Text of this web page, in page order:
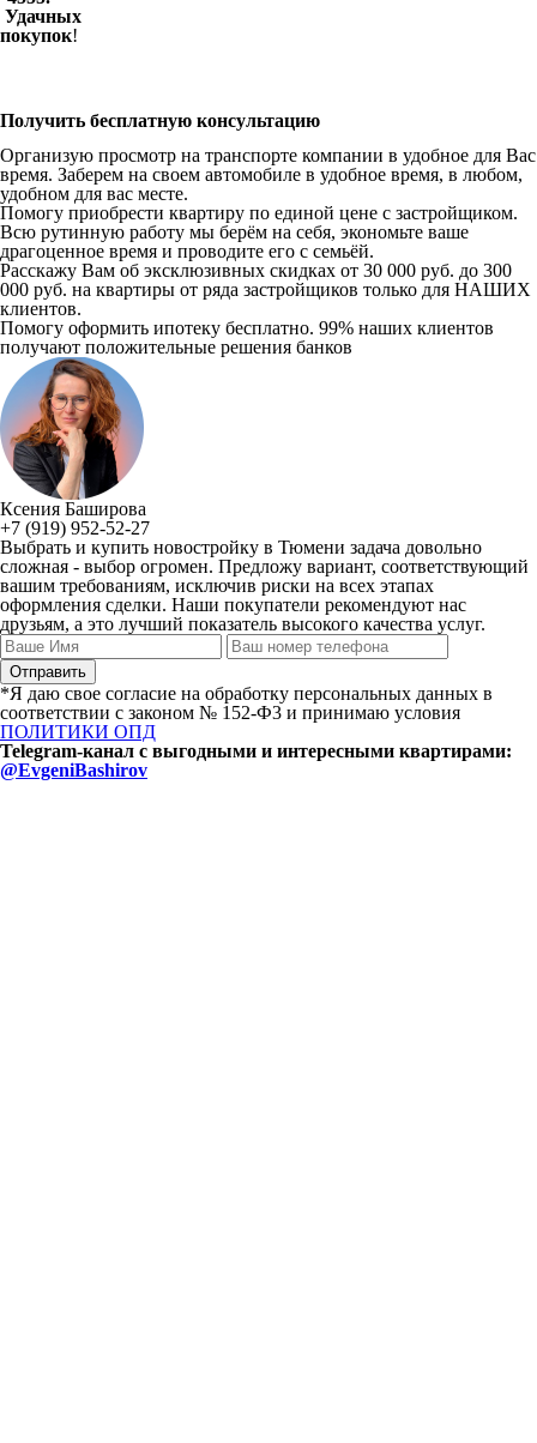
Удачных
покупок!
Получить бесплатную консультацию
Организую просмотр на транспорте компании в удобное для Вас
время. Заберем на своем автомобиле в удобное время, в любом,
удобном для вас месте.
Помогу приобрести квартиру по единой цене с застройщиком.
Всю рутинную работу мы берём на себя, экономьте ваше
драгоценное время и проводите его с семьёй.
Расскажу Вам об эксклюзивных скидках от 30 000 руб. до 300
000 руб. на квартиры от ряда застройщиков только для НАШИХ
клиентов.
Помогу оформить ипотеку бесплатно. 99% наших клиентов
получают положительные решения банков
Ксения Баширова
+7 (919) 952-52-27
Выбрать и купить новостройку в Тюмени задача довольно
сложная - выбор огромен. Предложу вариант, соответствующий
вашим требованиям, исключив риски на всех этапах
оформления сделки. Наши покупатели рекомендуют нас
друзьям, а это лучший показатель высокого качества услуг.
*Я даю свое согласие на обработку персональных данных в
соответствии с законом № 152-Ф3 и принимаю условия
ПОЛИТИКИ ОПД
Telegram-канал с выгодными и интересными квартирами:
@EvgeniBashirov